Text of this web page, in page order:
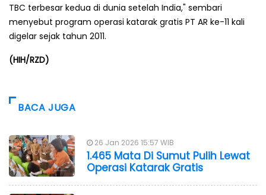
TBC terbesar kedua di dunia setelah India," sembari
menyebut program operasi katarak gratis PT AR ke-11 kali
digelar sejak tahun 2011.
(HIH/RZD)
BACA JUGA
26 Jan 2026 15:57 WIB
1.465 Mata Di Sumut Pulih Lewat
Operasi Katarak Gratis